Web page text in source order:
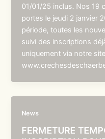
01/01/25 inclus. Nos 19
portes le jeudi 2 janvier
période, toutes les
suivi des inscriptions
uniquement via notre
News
FERMETURE